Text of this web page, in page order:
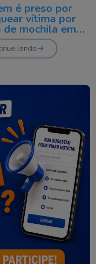
é preso por
vítima por
de mochila em
lendo